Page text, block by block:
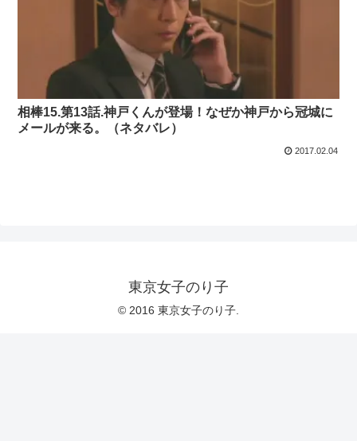
相棒15.第13話.神戸くんが登場！なぜか神戸から冠城に
メールが来る。（ネタバレ）
2017.02.04
東京女子のり子
© 2016 東京女子のり子.